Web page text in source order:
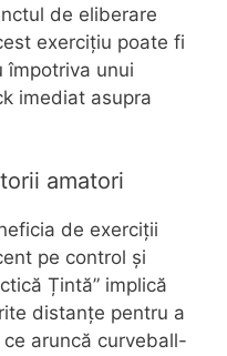
de eliberare
exercițiu poate fi
împotriva unui
imediat asupra
amatori
de exerciții
pe control și
Țintă” implică
distanțe pentru a
aruncă curveball-